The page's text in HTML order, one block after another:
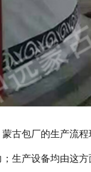
古包厂的生产流
生产设备均由这